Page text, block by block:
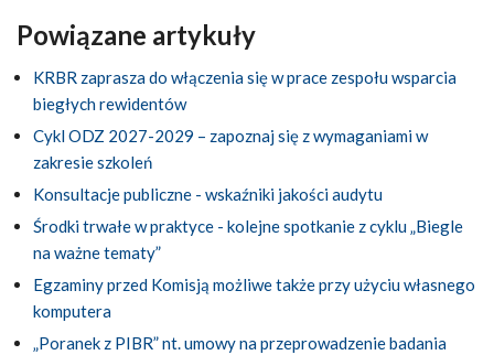
Powiązane artykuły
KRBR zaprasza do włączenia się w prace zespołu wsparcia
biegłych rewidentów
Cykl ODZ 2027-2029 – zapoznaj się z wymaganiami w
zakresie szkoleń
Konsultacje publiczne - wskaźniki jakości audytu
Środki trwałe w praktyce - kolejne spotkanie z cyklu „Biegle
na ważne tematy”
Egzaminy przed Komisją możliwe także przy użyciu własnego
komputera
„Poranek z PIBR” nt. umowy na przeprowadzenie badania